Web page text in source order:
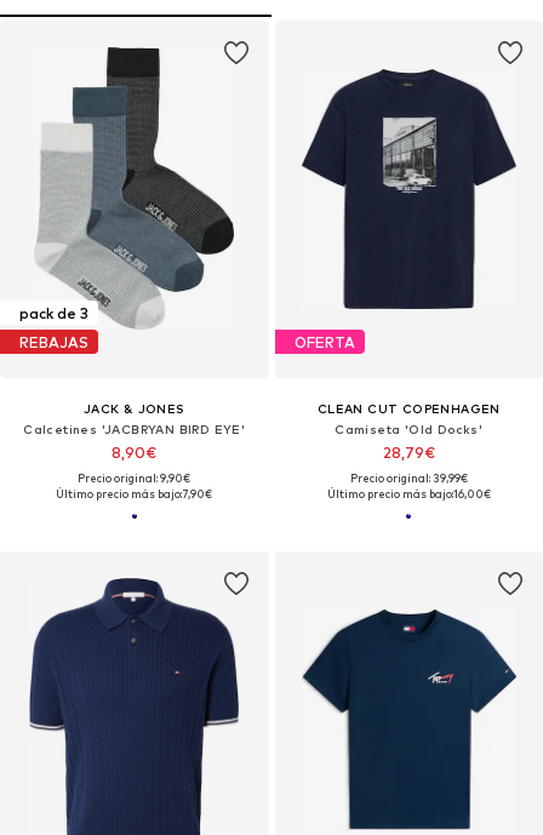
pack de 3
REBAJAS
JACK & JONES
Calcetines 'JACBRYAN BIRD EYE'
8,90€
Precio original: 9,90€
Último precio más bajo:7,90€
OFERTA
CLEAN CUT COPENHAGEN
Camiseta 'Old Docks'
28,79€
Precio original: 39,99€
Último precio más bajo:16,00€